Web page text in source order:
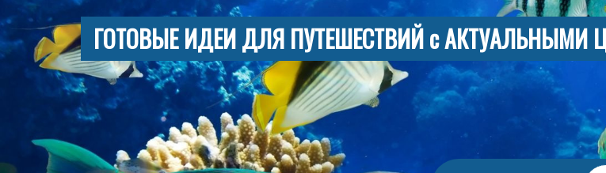
ГОТОВЫЕ ИДЕИ ДЛЯ ПУТЕШЕСТВИЙ с АКТУАЛЬНЫМИ